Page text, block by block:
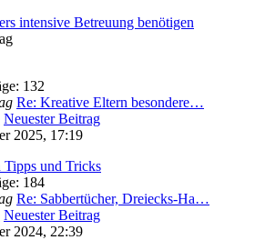
intensive Betreuung benötigen
: 132
Re: Kreative Eltern besondere…
Neuester Beitrag
2025, 17:19
Tipps und Tricks
: 184
Re: Sabbertücher, Dreiecks-Ha…
Neuester Beitrag
2024, 22:39